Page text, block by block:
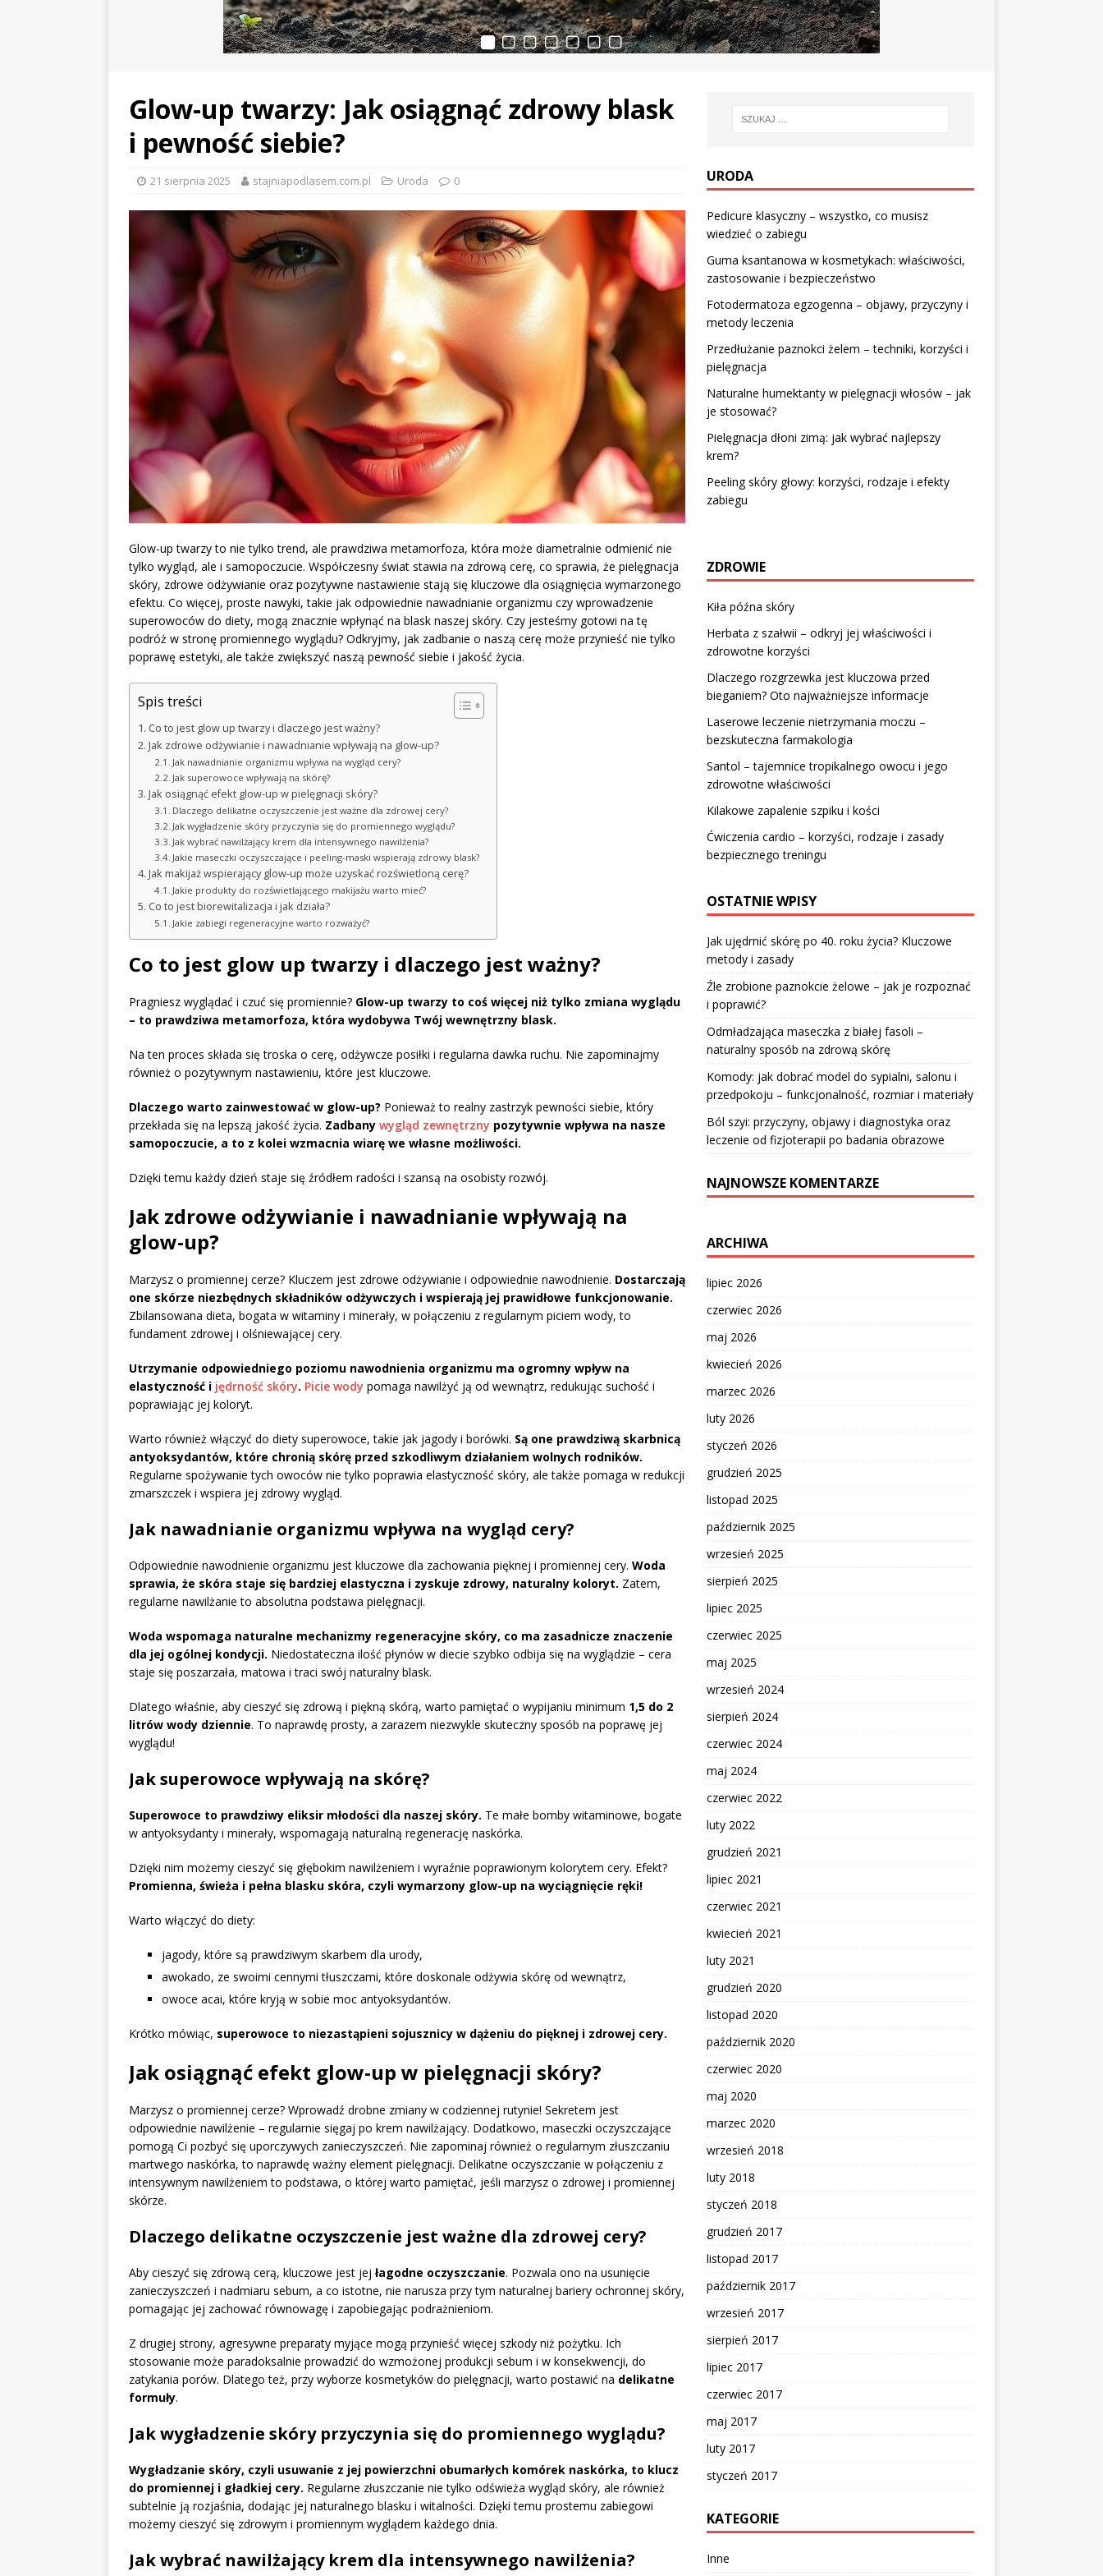
Glow-up twarzy: Jak osiągnąć zdrowy blask
i pewność siebie?
21 sierpnia 2025 stajniapodlasem.com.pl Uroda 0
Glow-up twarzy to nie tylko trend, ale prawdziwa metamorfoza, która może diametralnie odmienić nie
tylko wygląd, ale i samopoczucie. Współczesny świat stawia na zdrową cerę, co sprawia, że pielęgnacja
skóry, zdrowe odżywianie oraz pozytywne nastawienie stają się kluczowe dla osiągnięcia wymarzonego
efektu. Co więcej, proste nawyki, takie jak odpowiednie nawadnianie organizmu czy wprowadzenie
superowoców do diety, mogą znacznie wpłynąć na blask naszej skóry. Czy jesteśmy gotowi na tę
podróż w stronę promiennego wyglądu? Odkryjmy, jak zadbanie o naszą cerę może przynieść nie tylko
poprawę estetyki, ale także zwiększyć naszą pewność siebie i jakość życia.
Spis treści
Co to jest glow up twarzy i dlaczego jest ważny?
Jak zdrowe odżywianie i nawadnianie wpływają na glow-up?
Jak nawadnianie organizmu wpływa na wygląd cery?
Jak superowoce wpływają na skórę?
Jak osiągnąć efekt glow-up w pielęgnacji skóry?
Dlaczego delikatne oczyszczenie jest ważne dla zdrowej cery?
Jak wygładzenie skóry przyczynia się do promiennego wyglądu?
Jak wybrać nawilżający krem dla intensywnego nawilżenia?
Jakie maseczki oczyszczające i peeling-maski wspierają zdrowy blask?
Jak makijaż wspierający glow-up może uzyskać rozświetloną cerę?
Jakie produkty do rozświetlającego makijażu warto mieć?
Co to jest biorewitalizacja i jak działa?
Jakie zabiegi regeneracyjne warto rozważyć?
Co to jest glow up twarzy i dlaczego jest ważny?
Pragniesz wyglądać i czuć się promiennie? Glow-up twarzy to coś więcej niż tylko zmiana wyglądu
– to prawdziwa metamorfoza, która wydobywa Twój wewnętrzny blask.
Na ten proces składa się troska o cerę, odżywcze posiłki i regularna dawka ruchu. Nie zapominajmy
również o pozytywnym nastawieniu, które jest kluczowe.
Dlaczego warto zainwestować w glow-up? Ponieważ to realny zastrzyk pewności siebie, który
przekłada się na lepszą jakość życia. Zadbany wygląd zewnętrzny pozytywnie wpływa na nasze
samopoczucie, a to z kolei wzmacnia wiarę we własne możliwości.
Dzięki temu każdy dzień staje się źródłem radości i szansą na osobisty rozwój.
Jak zdrowe odżywianie i nawadnianie wpływają na
glow-up?
Marzysz o promiennej cerze? Kluczem jest zdrowe odżywianie i odpowiednie nawodnienie. Dostarczają
one skórze niezbędnych składników odżywczych i wspierają jej prawidłowe funkcjonowanie.
Zbilansowana dieta, bogata w witaminy i minerały, w połączeniu z regularnym piciem wody, to
fundament zdrowej i olśniewającej cery.
Utrzymanie odpowiedniego poziomu nawodnienia organizmu ma ogromny wpływ na
elastyczność i jędrność skóry. Picie wody pomaga nawilżyć ją od wewnątrz, redukując suchość i
poprawiając jej koloryt.
Warto również włączyć do diety superowoce, takie jak jagody i borówki. Są one prawdziwą skarbnicą
antyoksydantów, które chronią skórę przed szkodliwym działaniem wolnych rodników.
Regularne spożywanie tych owoców nie tylko poprawia elastyczność skóry, ale także pomaga w redukcji
zmarszczek i wspiera jej zdrowy wygląd.
Jak nawadnianie organizmu wpływa na wygląd cery?
Odpowiednie nawodnienie organizmu jest kluczowe dla zachowania pięknej i promiennej cery. Woda
sprawia, że skóra staje się bardziej elastyczna i zyskuje zdrowy, naturalny koloryt. Zatem,
regularne nawilżanie to absolutna podstawa pielęgnacji.
Woda wspomaga naturalne mechanizmy regeneracyjne skóry, co ma zasadnicze znaczenie
dla jej ogólnej kondycji. Niedostateczna ilość płynów w diecie szybko odbija się na wyglądzie – cera
staje się poszarzała, matowa i traci swój naturalny blask.
Dlatego właśnie, aby cieszyć się zdrową i piękną skórą, warto pamiętać o wypijaniu minimum 1,5 do 2
litrów wody dziennie. To naprawdę prosty, a zarazem niezwykle skuteczny sposób na poprawę jej
wyglądu!
Jak superowoce wpływają na skórę?
Superowoce to prawdziwy eliksir młodości dla naszej skóry. Te małe bomby witaminowe, bogate
w antyoksydanty i minerały, wspomagają naturalną regenerację naskórka.
Dzięki nim możemy cieszyć się głębokim nawilżeniem i wyraźnie poprawionym kolorytem cery. Efekt?
Promienna, świeża i pełna blasku skóra, czyli wymarzony glow-up na wyciągnięcie ręki!
Warto włączyć do diety:
jagody, które są prawdziwym skarbem dla urody,
awokado, ze swoimi cennymi tłuszczami, które doskonale odżywia skórę od wewnątrz,
owoce acai, które kryją w sobie moc antyoksydantów.
Krótko mówiąc, superowoce to niezastąpieni sojusznicy w dążeniu do pięknej i zdrowej cery.
Jak osiągnąć efekt glow-up w pielęgnacji skóry?
Marzysz o promiennej cerze? Wprowadź drobne zmiany w codziennej rutynie! Sekretem jest
odpowiednie nawilżenie – regularnie sięgaj po krem nawilżający. Dodatkowo, maseczki oczyszczające
pomogą Ci pozbyć się uporczywych zanieczyszczeń. Nie zapominaj również o regularnym złuszczaniu
martwego naskórka, to naprawdę ważny element pielęgnacji. Delikatne oczyszczanie w połączeniu z
intensywnym nawilżeniem to podstawa, o której warto pamiętać, jeśli marzysz o zdrowej i promiennej
skórze.
Dlaczego delikatne oczyszczenie jest ważne dla zdrowej cery?
Aby cieszyć się zdrową cerą, kluczowe jest jej łagodne oczyszczanie. Pozwala ono na usunięcie
zanieczyszczeń i nadmiaru sebum, a co istotne, nie narusza przy tym naturalnej bariery ochronnej skóry,
pomagając jej zachować równowagę i zapobiegając podrażnieniom.
Z drugiej strony, agresywne preparaty myjące mogą przynieść więcej szkody niż pożytku. Ich
stosowanie może paradoksalnie prowadzić do wzmożonej produkcji sebum i w konsekwencji, do
zatykania porów. Dlatego też, przy wyborze kosmetyków do pielęgnacji, warto postawić na delikatne
formuły.
Jak wygładzenie skóry przyczynia się do promiennego wyglądu?
Wygładzanie skóry, czyli usuwanie z jej powierzchni obumarłych komórek naskórka, to klucz
do promiennej i gładkiej cery. Regularne złuszczanie nie tylko odświeża wygląd skóry, ale również
subtelnie ją rozjaśnia, dodając jej naturalnego blasku i witalności. Dzięki temu prostemu zabiegowi
możemy cieszyć się zdrowym i promiennym wyglądem każdego dnia.
Jak wybrać nawilżający krem dla intensywnego nawilżenia?
URODA
Pedicure klasyczny – wszystko, co musisz
wiedzieć o zabiegu
Guma ksantanowa w kosmetykach: właściwości,
zastosowanie i bezpieczeństwo
Fotodermatoza egzogenna – objawy, przyczyny i
metody leczenia
Przedłużanie paznokci żelem – techniki, korzyści i
pielęgnacja
Naturalne humektanty w pielęgnacji włosów – jak
je stosować?
Pielęgnacja dłoni zimą: jak wybrać najlepszy
krem?
Peeling skóry głowy: korzyści, rodzaje i efekty
zabiegu
ZDROWIE
Kiła późna skóry
Herbata z szałwii – odkryj jej właściwości i
zdrowotne korzyści
Dlaczego rozgrzewka jest kluczowa przed
bieganiem? Oto najważniejsze informacje
Laserowe leczenie nietrzymania moczu –
bezskuteczna farmakologia
Santol – tajemnice tropikalnego owocu i jego
zdrowotne właściwości
Kilakowe zapalenie szpiku i kości
Ćwiczenia cardio – korzyści, rodzaje i zasady
bezpiecznego treningu
OSTATNIE WPISY
Jak ujędrnić skórę po 40. roku życia? Kluczowe
metody i zasady
Źle zrobione paznokcie żelowe – jak je rozpoznać
i poprawić?
Odmładzająca maseczka z białej fasoli –
naturalny sposób na zdrową skórę
Komody: jak dobrać model do sypialni, salonu i
przedpokoju – funkcjonalność, rozmiar i materiały
Ból szyi: przyczyny, objawy i diagnostyka oraz
leczenie od fizjoterapii po badania obrazowe
NAJNOWSZE KOMENTARZE
ARCHIWA
lipiec 2026
czerwiec 2026
maj 2026
kwiecień 2026
marzec 2026
luty 2026
styczeń 2026
grudzień 2025
listopad 2025
październik 2025
wrzesień 2025
sierpień 2025
lipiec 2025
czerwiec 2025
maj 2025
wrzesień 2024
sierpień 2024
czerwiec 2024
maj 2024
czerwiec 2022
luty 2022
grudzień 2021
lipiec 2021
czerwiec 2021
kwiecień 2021
luty 2021
grudzień 2020
listopad 2020
październik 2020
czerwiec 2020
maj 2020
marzec 2020
wrzesień 2018
luty 2018
styczeń 2018
grudzień 2017
listopad 2017
październik 2017
wrzesień 2017
sierpień 2017
lipiec 2017
czerwiec 2017
maj 2017
luty 2017
styczeń 2017
KATEGORIE
Inne